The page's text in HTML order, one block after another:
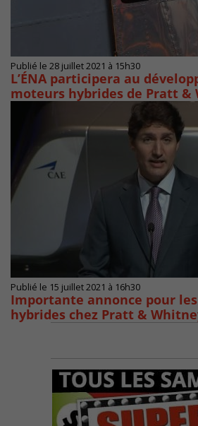
Publié le 28 juillet 2021 à 15h30
L’ÉNA participera au
moteurs hybrides de Pratt &
Publié le 15 juillet 2021 à 16h30
Importante annonce pour
hybrides chez Pratt &